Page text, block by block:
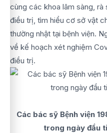
cùng các khoa lâm sàng, rà
điều trị, tìm hiểu cơ sở vật
thường nhật tại bệnh viện.
về kế hoạch xét nghiệm
điều trị.
Các bác sỹ Bệnh viện
trong ngày đầu